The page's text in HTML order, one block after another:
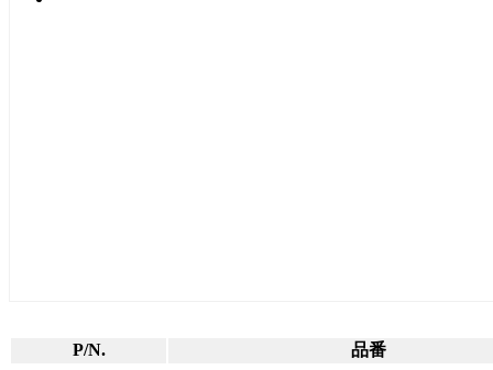
P/N.
品番